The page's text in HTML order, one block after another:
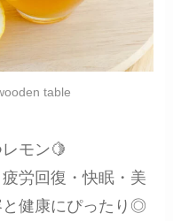
table
モン🍋
労回復・快眠・美
と健康にぴったり◎